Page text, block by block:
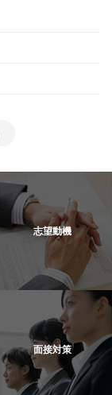
志望動機
面接対策